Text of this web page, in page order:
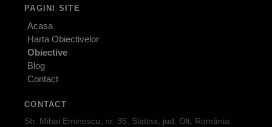
PAGINI SITE
Acasa
Harta Obiectivelor
Obiective
Blog
Contact
CONTACT
Str. Mihai Eminescu, nr. 35, Slatina, jud. Olt, România